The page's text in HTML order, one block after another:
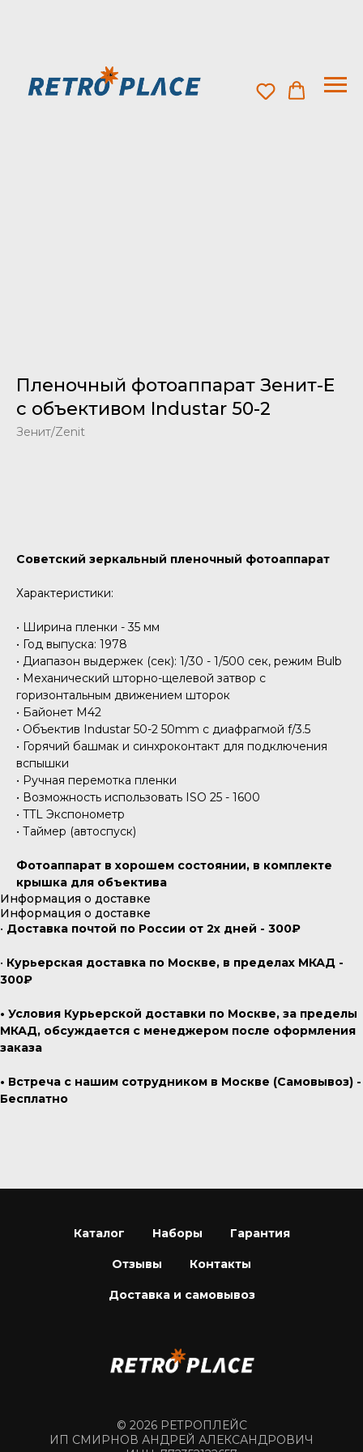
Пленочный фотоаппарат Зенит-Е
с объективом Industar 50-2
Зенит/Zenit
Советский зеркальный пленочный фотоаппарат
Характеристики:
• Ширина пленки - 35 мм
• Год выпуска: 1978
• Диапазон выдержек (сек): 1/30 - 1/500 сек, режим Bulb
• Механический шторно-щелевой затвор с
горизонтальным движением шторок
• Байонет M42
• Объектив Industar 50-2 50mm с диафрагмой f/3.5
• Горячий башмак и синхроконтакт для подключения
вспышки
• Ручная перемотка пленки
• Возможность использовать ISO 25 - 1600
• TTL Экспонометр
• Таймер (автоспуск)
Фотоаппарат в хорошем состоянии, в комплекте
крышка для объектива
Информация о доставке
Информация о доставке
• Доставка почтой по России от 2х дней - 300₽
• Курьерская доставка по Москве, в пределах МКАД -
300₽
• Условия Курьерской доставки по Москве, за пределы
МКАД, обсуждается с менеджером после оформления
заказа
• Встреча с нашим сотрудником в Москве (Самовывоз) -
Бесплатно
Каталог Наборы Гарантия
Отзывы Контакты
Доставка и самовывоз
© 2026 РЕТРОПЛЕЙС
ИП СМИРНОВ АНДРЕЙ АЛЕКСАНДРОВИЧ